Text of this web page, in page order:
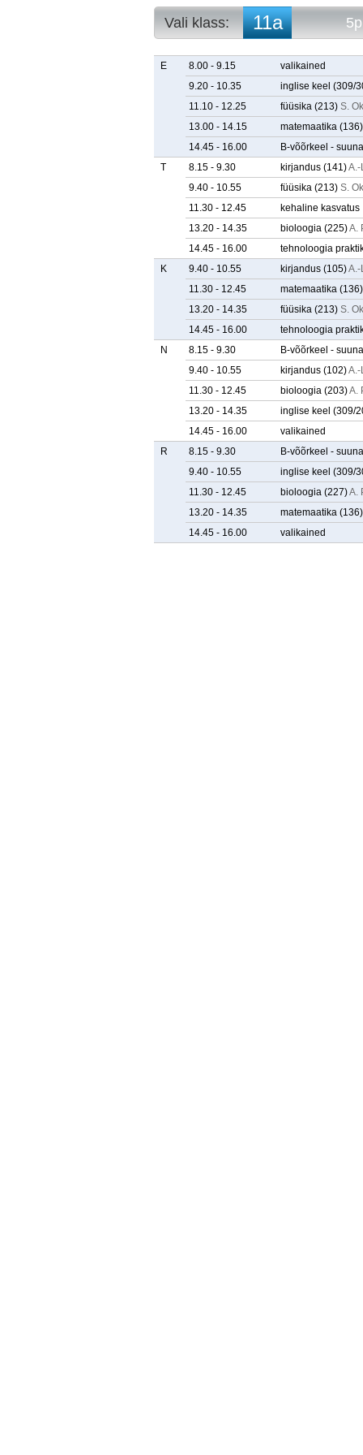
Vali klass: 11a
10c
11b
11c
12a
12b
12e
5p. tunniplaan
E 8.00 - 9.15
valikained
9.20 - 10.35
inglise keel (309/
11.10 - 12.25
füüsika (213) S.
13.00 - 14.15
matemaatika (136)
14.45 - 16.00
B-võõrkeel -
T
8.15 - 9.30 kirjandus (141)A.-
9.40 - 10.55
füüsika (213) S.
11.30 - 12.45
kehaline kasvatus
13.20 - 14.35
bioloogia (225)A.
14.45 - 16.00
tehnoloogia
K
9.40 - 10.55 kirjandus (105)A.-
11.30 - 12.45
matemaatika (136)
13.20 - 14.35
füüsika (213) S.
14.45 - 16.00
tehnoloogia
N
8.15 - 9.30
B-võõrkeel -
9.40 - 10.55
kirjandus (102)A.-
11.30 - 12.45
bioloogia (203)A.
13.20 - 14.35
inglise keel (309/
14.45 - 16.00
valikained
R
8.15 - 9.30
B-võõrkeel -
9.40 - 10.55
inglise keel (309/
11.30 - 12.45
bioloogia (227)A.
13.20 - 14.35
matemaatika (136)
14.45 - 16.00
valikained